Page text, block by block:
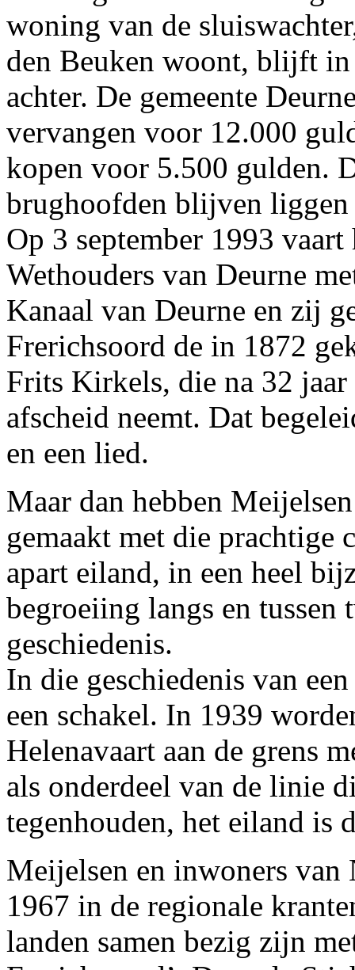
woning van de
den Beuken woont, blijft
achter. De gemeente
vervangen voor 12.000
kopen voor 5.500 gulden.
brughoofden blijven
Op 3 september 1993
Wethouders van Deurne
Kanaal van Deurne en zij
Frerichsoord de in 1872
Frits Kirkels, die na 32
afscheid neemt. Dat
en een lied.
Maar dan hebben
gemaakt met die prachtige
apart eiland, in een heel
begroeiing langs en tussen
geschiedenis.
In die geschiedenis van
een schakel. In 1939
Helenavaart aan de grens
als onderdeel van de linie
tegenhouden, het eiland is
Meijelsen en inwoners
1967 in de regionale
landen samen bezig zijn